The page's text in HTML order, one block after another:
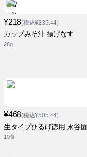
¥218(税込¥235.44)
カップみそ汁 揚げなす
26g
¥468(税込¥505.44)
生タイプひるげ徳用 永谷園
10食